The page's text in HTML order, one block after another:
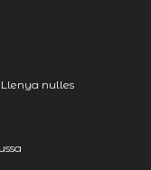
Llenya nulles